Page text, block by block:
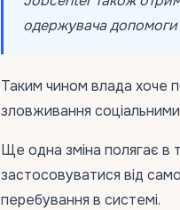
одержувача допомоги
Таким чином влада хоче
зловживання
Ще одна зміна полягає в
застосовуватися від
перебування в системі.